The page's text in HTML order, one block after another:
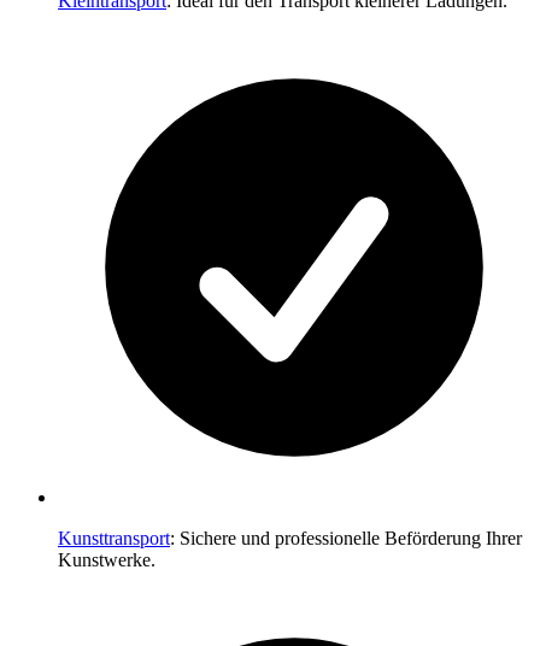
Kunsttransport: Sichere und professionelle Beförderung Ihrer
Kunstwerke.